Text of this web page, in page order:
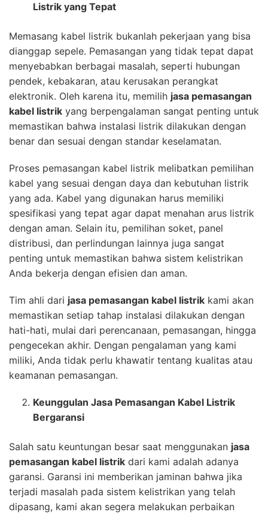
Listrik yang Tepat
Memasang kabel listrik bukanlah pekerjaan yang bisa
dianggap sepele. Pemasangan yang tidak tepat dapat
menyebabkan berbagai masalah, seperti hubungan
pendek, kebakaran, atau kerusakan perangkat
elektronik. Oleh karena itu, memilih jasa pemasangan
kabel listrik yang berpengalaman sangat penting untuk
memastikan bahwa instalasi listrik dilakukan dengan
benar dan sesuai dengan standar keselamatan.
Proses pemasangan kabel listrik melibatkan pemilihan
kabel yang sesuai dengan daya dan kebutuhan listrik
yang ada. Kabel yang digunakan harus memiliki
spesifikasi yang tepat agar dapat menahan arus listrik
dengan aman. Selain itu, pemilihan soket, panel
distribusi, dan perlindungan lainnya juga sangat
penting untuk memastikan bahwa sistem kelistrikan
Anda bekerja dengan efisien dan aman.
Tim ahli dari jasa pemasangan kabel listrik kami akan
memastikan setiap tahap instalasi dilakukan dengan
hati-hati, mulai dari perencanaan, pemasangan, hingga
pengecekan akhir. Dengan pengalaman yang kami
miliki, Anda tidak perlu khawatir tentang kualitas atau
keamanan pemasangan.
Keunggulan Jasa Pemasangan Kabel Listrik
Bergaransi
Salah satu keuntungan besar saat menggunakan jasa
pemasangan kabel listrik dari kami adalah adanya
garansi. Garansi ini memberikan jaminan bahwa jika
terjadi masalah pada sistem kelistrikan yang telah
dipasang, kami akan segera melakukan perbaikan